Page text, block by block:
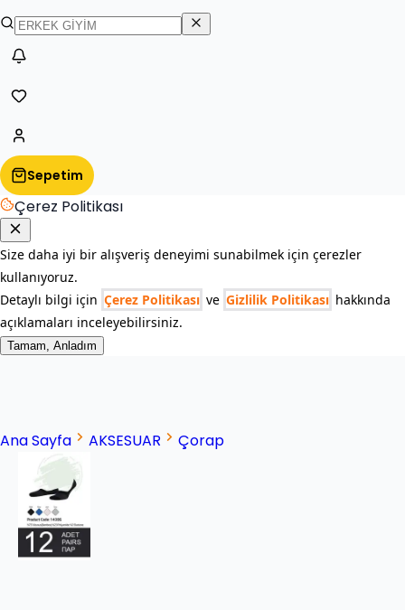
Sepetim
Çerez Politikası
Size daha iyi bir alışveriş deneyimi sunabilmek için çerezler
kullanıyoruz.
Detaylı bilgi için Çerez Politikası ve Gizlilik Politikası hakkında
açıklamaları inceleyebilirsiniz.
Tamam, Anladım
Ana Sayfa AKSESUAR Çorap